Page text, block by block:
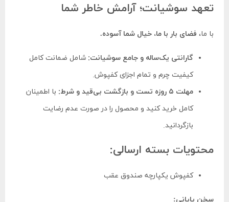
تعهد سوشیانت؛ آرامش خاطر شما
با ما، فضای بار با ما، خیال شما آسوده.
گارانتی یک‌ساله و جامع سوشیانت: شامل ضمانت کامل
کیفیت چرم و تمام اجزای کفپوش.
مهلت ۵ روزه تست و بازگشت بی‌قید و شرط:
با اطمینان
کامل خرید کنید و محصول را در صورت عدم رضایت
بازگردانید.
محتویات بسته ارسالی:
کفپوش یکپارچه صندوق عقب
سخن پایانی: